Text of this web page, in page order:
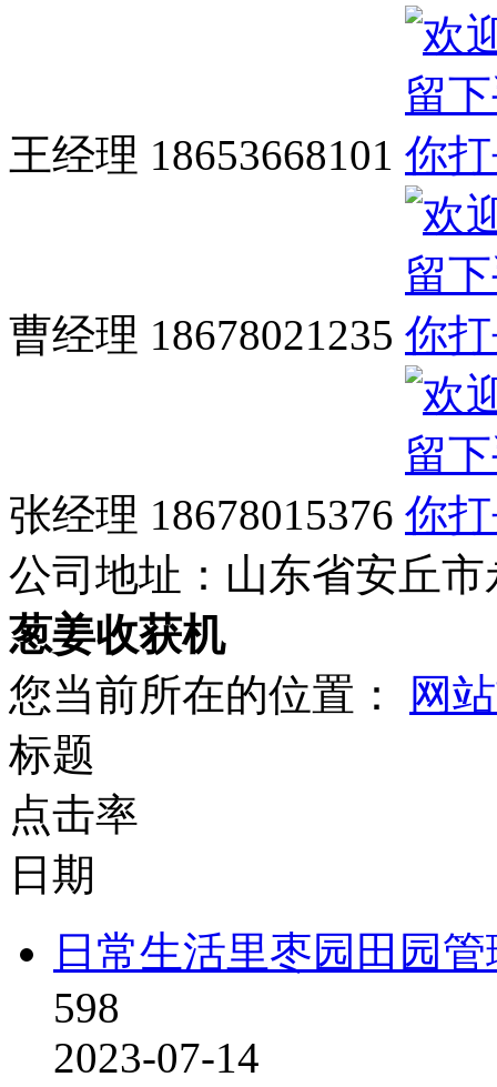
王经理 18653668101
曹经理 18678021235
张经理 18678015376
公司地址： 山东省安丘
葱姜收获机
您当前所在的位置：
网
标题
点击率
日期
日常生活里枣园田园
598
2023-07-14